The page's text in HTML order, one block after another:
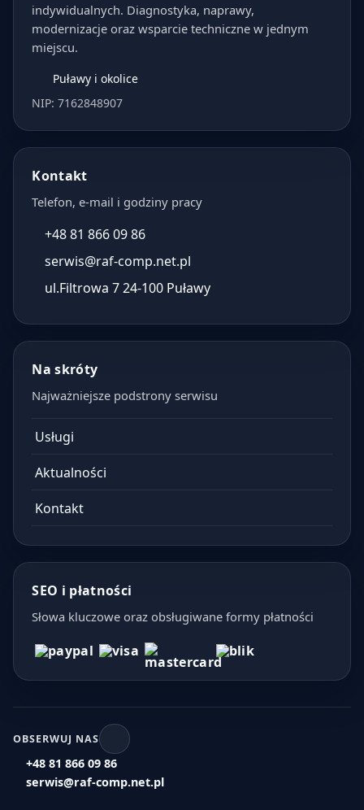
indywidualnych. Diagnostyka, naprawy,
modernizacje oraz wsparcie techniczne w jednym
miejscu.
Puławy i okolice
NIP: 7162848907
Kontakt
Telefon, e-mail i godziny pracy
+48 81 866 09 86
serwis@raf-comp.net.pl
ul.Filtrowa 7 24-100 Puławy
Na skróty
Najważniejsze podstrony serwisu
Usługi
Aktualności
Kontakt
SEO i płatności
Słowa kluczowe oraz obsługiwane formy płatności
OBSERWUJ NAS
+48 81 866 09 86
serwis@raf-comp.net.pl